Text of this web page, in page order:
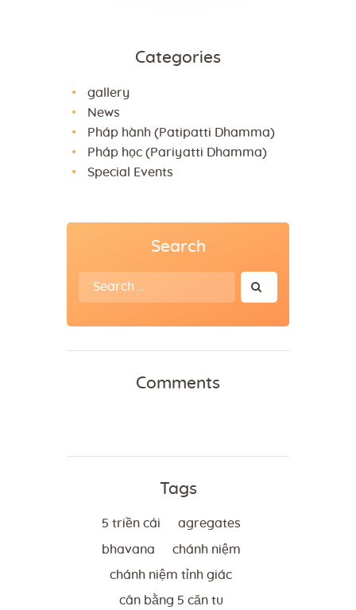
Categories
gallery
News
Pháp hành (Patipatti Dhamma)
Pháp học (Pariyatti Dhamma)
Special Events
Search
Search
for:
Comments
Tags
5 triền cái agregates
bhavana chánh niệm
chánh niệm tỉnh giác
cân bằng 5 căn tu